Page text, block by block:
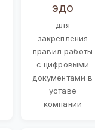
ЭДО
для
закрепления
правил работы
с цифровыми
документами в
уставе
компании